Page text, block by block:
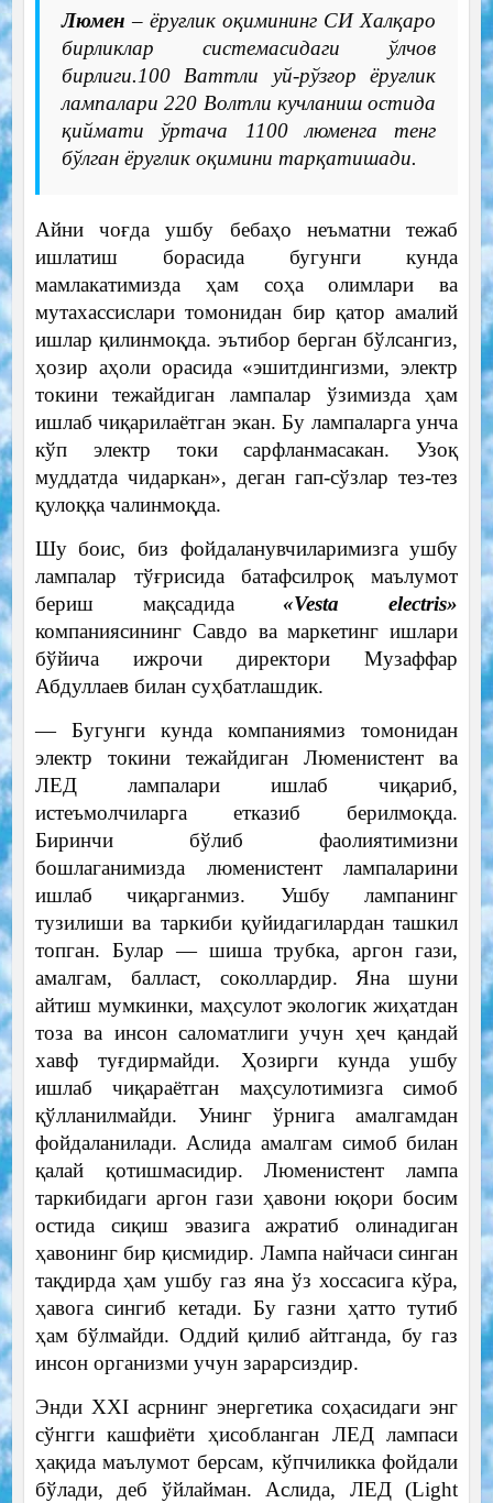
Люмен – ёруғлик оқимининг СИ Халқаро
бирликлар системасидаги ўлчов
бирлиги.100 Ваттли уй-рўзғор ёруғлик
лампалари 220 Волтли кучланиш остида
қиймати ўртача 1100 люменга тенг
бўлган ёруғлик оқимини тарқатишади.
Айни чоғда ушбу бебаҳо неъматни тежаб
ишлатиш борасида бугунги кунда
мамлакатимизда ҳам соҳа олимлари ва
мутахассислари томонидан бир қатор амалий
ишлар қилинмоқда. эътибор берган бўлсангиз,
ҳозир аҳоли орасида «эшитдингизми, электр
токини тежайдиган лампалар ўзимизда ҳам
ишлаб чиқарилаётган экан. Бу лампаларга унча
кўп электр токи сарфланмасакан. Узоқ
муддатда чидаркан», деган гап-сўзлар тез-тез
қулоққа чалинмоқда.
Шу боис, биз фойдаланувчиларимизга ушбу
лампалар тўғрисида батафсилроқ маълумот
бериш мақсадида«Vesta electris»
компаниясининг Савдо ва маркетинг ишлари
бўйича ижрочи директори Музаффар
Абдуллаев билан суҳбатлашдик.
— Бугунги кунда компаниямиз томонидан
электр токини тежайдиган Люменистент ва
ЛЕД лампалари ишлаб чиқариб,
истеъмолчиларга етказиб берилмоқда.
Биринчи бўлиб фаолиятимизни
бошлаганимизда люменистент лампаларини
ишлаб чиқарганмиз. Ушбу лампанинг
тузилиши ва таркиби қуйидагилардан ташкил
топган. Булар — шиша трубка, аргон гази,
амалгам, балласт, соколлардир. Яна шуни
айтиш мумкинки, маҳсулот экологик жиҳатдан
тоза ва инсон саломатлиги учун ҳеч қандай
хавф туғдирмайди. Ҳозирги кунда ушбу
ишлаб чиқараётган маҳсулотимизга симоб
қўлланилмайди. Унинг ўрнига амалгамдан
фойдаланилади. Аслида амалгам симоб билан
қалай қотишмасидир. Люменистент лампа
таркибидаги аргон гази ҳавони юқори босим
остида сиқиш эвазига ажратиб олинадиган
ҳавонинг бир қисмидир. Лампа найчаси синган
тақдирда ҳам ушбу газ яна ўз хоссасига кўра,
ҳавога сингиб кетади. Бу газни ҳатто тутиб
ҳам бўлмайди. Оддий қилиб айтганда, бу газ
инсон организми учун зарарсиздир.
Энди XXI асрнинг энергетика соҳасидаги энг
сўнгги кашфиёти ҳисобланган ЛЕД лампаси
ҳақида маълумот берсам, кўпчиликка фойдали
бўлади, деб ўйлайман. Аслида, ЛЕД (Light